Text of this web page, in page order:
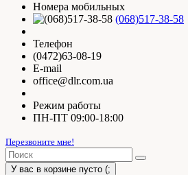
Номера мобильных
(068)517-38-58
Телефон
(0472)63-08-19
E-mail
office@dlr.com.ua
Режим работы
ПН-ПТ 09:00-18:00
Перезвоните мне!
У вас в корзине пусто (;